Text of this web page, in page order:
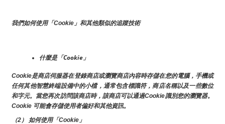
我們如何使用「Cookie」和其他類似的追蹤技術
什麼是「Cookie」
Cookie是商店伺服器在登錄商店或瀏覽商店內容時存儲在您的電腦，手機或
任何其他智慧終端設備中的小檔，通常包含標識符，商店名稱以及一些數位
和字元。當您再次訪問該商店時，該商店可以通過Cookie識別您的瀏覽器。
Cookie 可能會存儲使用者偏好和其他資訊。
（2） 如何使用「Cookie」